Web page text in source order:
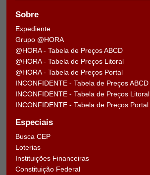
Sobre
Expediente
Grupo @HORA
@HORA - Tabela de Preços ABCD
@HORA - Tabela de Preços Litoral
@HORA - Tabela de Preços Portal
INCONFIDENTE - Tabela de Preços ABCD
INCONFIDENTE - Tabela de Preços Litoral
INCONFIDENTE - Tabela de Preços Portal
Especiais
Busca CEP
Loterias
Instituições Financeiras
Constituição Federal